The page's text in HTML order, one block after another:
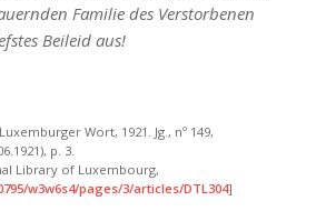
Familie des Verstorbenen
Beileid aus!
Wort, 1921. Jg., nº 149,
p. 3.
Library of Luxembourg,
w3w6s4/pages/3/articles/DTL304]